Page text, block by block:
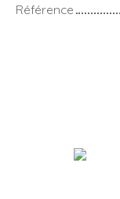
Référence